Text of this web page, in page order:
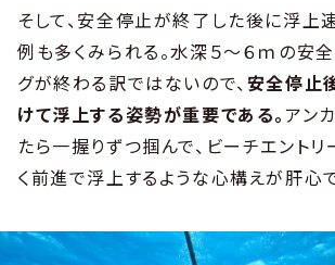
そして、安全停止が終了した後に浮上
例も多くみられる。水深５～６ｍの安
グが終わる訳ではないので、安全停止
けて浮上する姿勢が重要である。アン
たら一握りずつ掴んで、ビーチエント
く前進で浮上するような心構えが肝心